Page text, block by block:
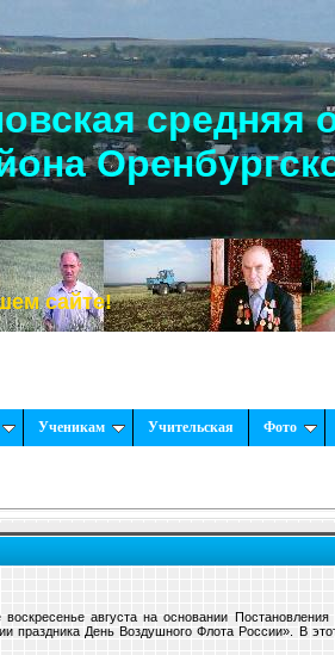
средняя
Ученикам Учительская Фото
августа на основании
День Воздушного Флота России». В